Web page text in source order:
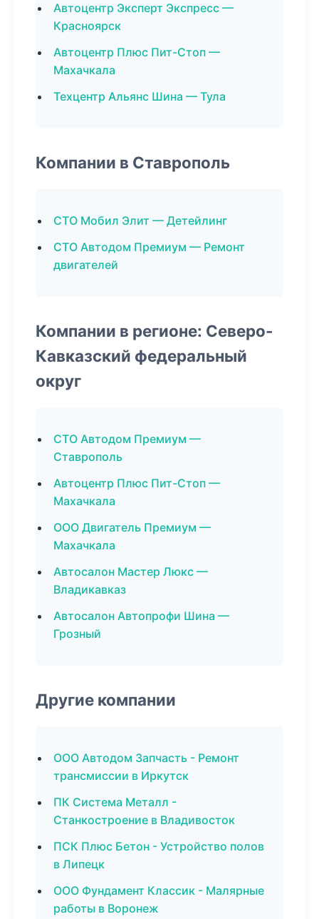
Автоцентр Эксперт Экспресс —
Красноярск
Автоцентр Плюс Пит-Стоп —
Махачкала
Техцентр Альянс Шина — Тула
Компании в Ставрополь
СТО Мобил Элит — Детейлинг
СТО Автодом Премиум — Ремонт
двигателей
Компании в регионе: Северо-
Кавказский федеральный
округ
СТО Автодом Премиум —
Ставрополь
Автоцентр Плюс Пит-Стоп —
Махачкала
ООО Двигатель Премиум —
Махачкала
Автосалон Мастер Люкс —
Владикавказ
Автосалон Автопрофи Шина —
Грозный
Другие компании
ООО Автодом Запчасть - Ремонт
трансмиссии в Иркутск
ПК Система Металл -
Станкостроение в Владивосток
ПСК Плюс Бетон - Устройство полов
в Липецк
ООО Фундамент Классик - Малярные
работы в Воронеж